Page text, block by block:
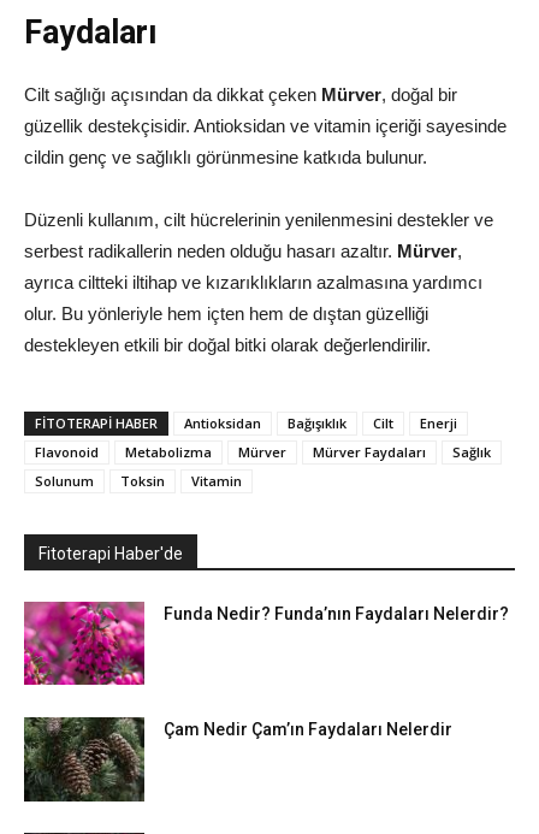
Faydaları
Cilt sağlığı açısından da dikkat çeken Mürver, doğal bir
güzellik destekçisidir. Antioksidan ve vitamin içeriği sayesinde
cildin genç ve sağlıklı görünmesine katkıda bulunur.
Düzenli kullanım, cilt hücrelerinin yenilenmesini destekler ve
serbest radikallerin neden olduğu hasarı azaltır. Mürver,
ayrıca ciltteki iltihap ve kızarıklıkların azalmasına yardımcı
olur. Bu yönleriyle hem içten hem de dıştan güzelliği
destekleyen etkili bir doğal bitki olarak değerlendirilir.
FITOTERAPI HABER Antioksidan Bağışıklık Cilt
Enerji
Flavonoid
Metabolizma Mürver Mürver Faydaları
Sağlık
Solunum
Toksin Vitamin
Fitoterapi Haber'de
Funda Nedir? Funda’nın Faydaları Nelerdir?
Çam Nedir Çam’ın Faydaları Nelerdir